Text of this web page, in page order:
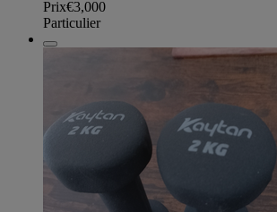
Prix€3,000
Particulier